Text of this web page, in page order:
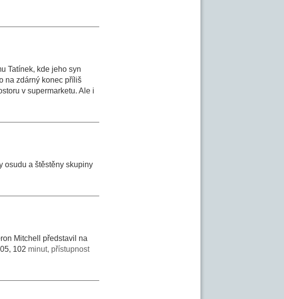
Tatínek, kde jeho syn
na zdárný konec příliš
v supermarketu. Ale i
osudu a štěstěny skupiny
Mitchell představil na
102 minut, přístupnost